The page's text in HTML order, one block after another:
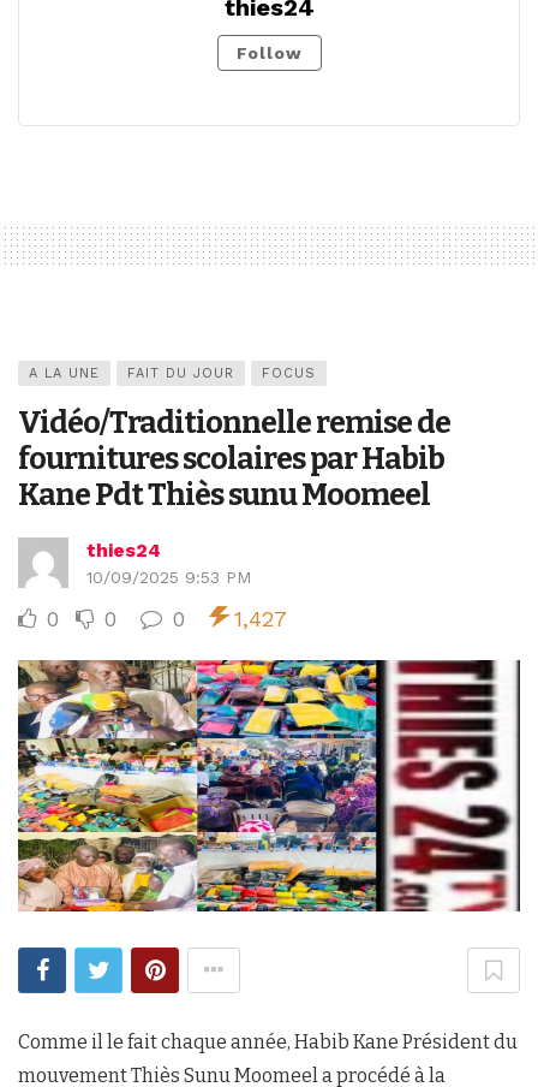
thies24
Follow
A LA UNE FAIT DU JOUR FOCUS
Vidéo/Traditionnelle remise de
fournitures scolaires par Habib
Kane Pdt Thiès sunu Moomeel
thies24
10/09/2025 9:53 PM
0 0 0 1,427
Comme il le fait chaque année, Habib Kane Président du
mouvement Thiès Sunu Moomeel a procédé à la